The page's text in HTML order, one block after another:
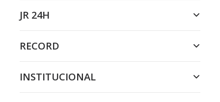
JR 24H
RECORD
INSTITUCIONAL